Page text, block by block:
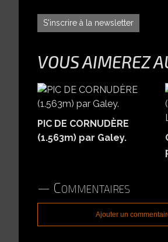
S'inscrire à la newsletter
VOUS AIMEREZ
PIC DE CORNUDÈRE
(1.563m) par Galey.
Commentaires
Ajouter un